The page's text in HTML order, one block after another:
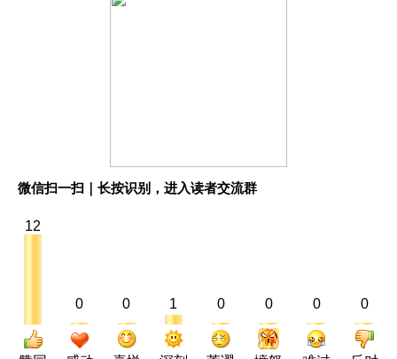
微信扫一扫｜长按识别，进入读者交流群
12
0 0 1 0 0 0 0